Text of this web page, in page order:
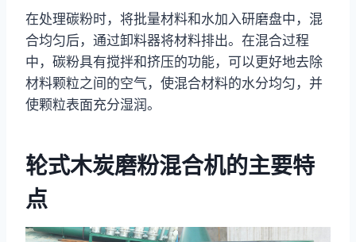
在处理碳粉时，将批量材料和水加入研磨盘中，混
合均匀后，通过卸料器将材料排出。在混合过程
中，碳粉具有搅拌和挤压的功能，可以更好地去除
材料颗粒之间的空气，使混合材料的水分均匀，并
使颗粒表面充分湿润。
轮式木炭磨粉混合机的主要特
点